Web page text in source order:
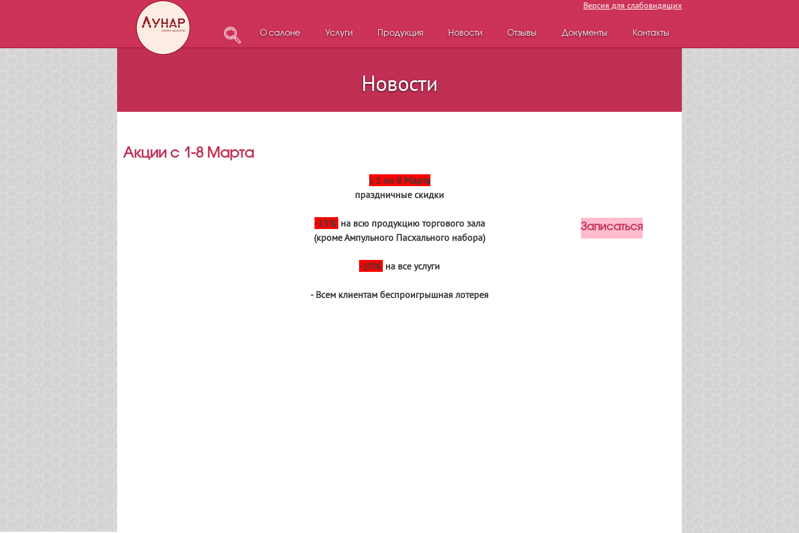
Версия для слабовидящих
О салоне Услуги Продукция Новости Отзывы Документы Контакты
Новости
Акции с 1-8 Марта
с 1 по 8 Марта
праздничные скидки
-15% на всю продукцию торгового зала
(кроме Ампульного Пасхального набора)
-10% на все услуги
- Всем клиентам беспроигрышная лотерея
Записаться